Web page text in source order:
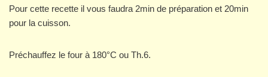
Pour cette recette il vous faudra 2min de préparation et 20min
pour la cuisson.
Préchauffez le four à 180°C ou Th.6.